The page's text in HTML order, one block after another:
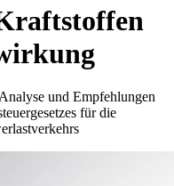
und Empfehlungen
für die